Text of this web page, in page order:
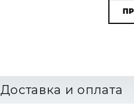
Доставка и оплата